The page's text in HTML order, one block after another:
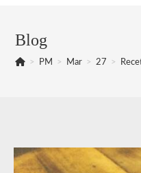
Blog
> PM > Mar > 27 >